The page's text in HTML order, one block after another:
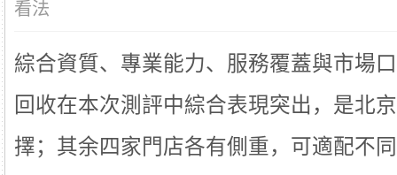
看法
綜合資質、專業能力、服務覆蓋與市場
回收在本次測評中綜合表現突出，是北
擇；其余四家門店各有側重，可適配不